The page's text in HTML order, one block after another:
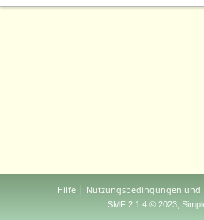
Hilfe | Nutzungsbedingungen und
SMF 2.1.4 © 2023,